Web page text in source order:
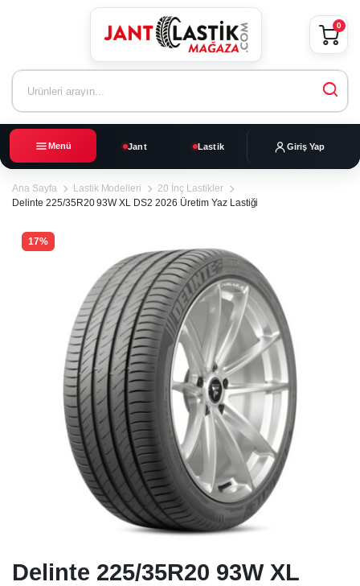
Menü Jant Lastik Giriş Yap
0
Ana Sayfa Lastik Modelleri
20 İnç Lastikler
Delinte 225/35R20 93W XL DS2 2026 Üretim Yaz Lastiği
17%
Delinte 225/35R20 93W XL